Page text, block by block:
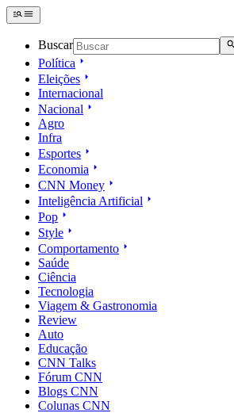
Buscar
Política
Eleições
Internacional
Nacional
Agro
Infra
Esportes
Economia
CNN Money
Inteligência Artificial
Pop
Style
Comportamento
Saúde
Ciência
Tecnologia
Viagem & Gastronomia
Review
Auto
Educação
CNN Talks
Fórum CNN
Blogs CNN
Colunas CNN